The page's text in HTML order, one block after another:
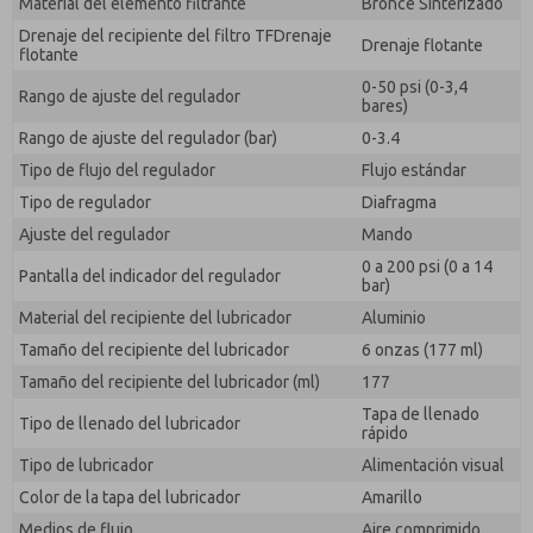
Drenaje del recipiente del filtro TFDrenaje
flotante
Drenaje flotante
Rango de ajuste del regulador
0-50 psi (0-3,4
bares)
Rango de ajuste del regulador (bar)
0-3.4
Tipo de flujo del regulador
Flujo estándar
Tipo de regulador
Diafragma
Ajuste del regulador
Mando
Pantalla del indicador del regulador
0 a 200 psi (0 a 14
bar)
Material del recipiente del lubricador
Aluminio
Tamaño del recipiente del lubricador
6 onzas (177 ml)
Tamaño del recipiente del lubricador (ml)
177
Tipo de llenado del lubricador
Tapa de llenado
rápido
Tipo de lubricador
Alimentación visual
Color de la tapa del lubricador
Amarillo